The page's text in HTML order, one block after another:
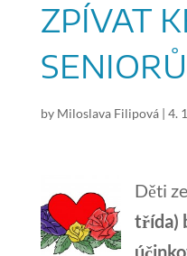
ZPÍVAT
SENIORŮ
by Miloslava Filipová| 4.
Děti
třída)